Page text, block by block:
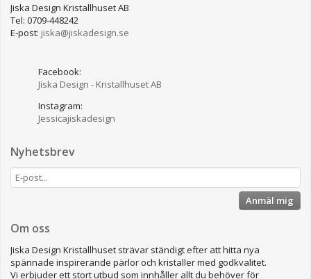
Jiska Design Kristallhuset AB
Tel: 0709-448242
E-post: jiska@jiskadesign.se
Facebook:
Jiska Design - Kristallhuset AB
Instagram:
Jessicajiskadesign
Nyhetsbrev
Anmäl mig
Om oss
Jiska Design Kristallhuset strävar ständigt efter att hitta nya
spännade inspirerande pärlor och kristaller med godkvalitet.
Vi erbjuder ett stort utbud som innhåller allt du behöver för